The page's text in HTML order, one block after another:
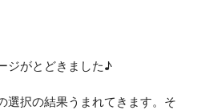
ジがとどきました♪
選択の結果うまれてきます。そ